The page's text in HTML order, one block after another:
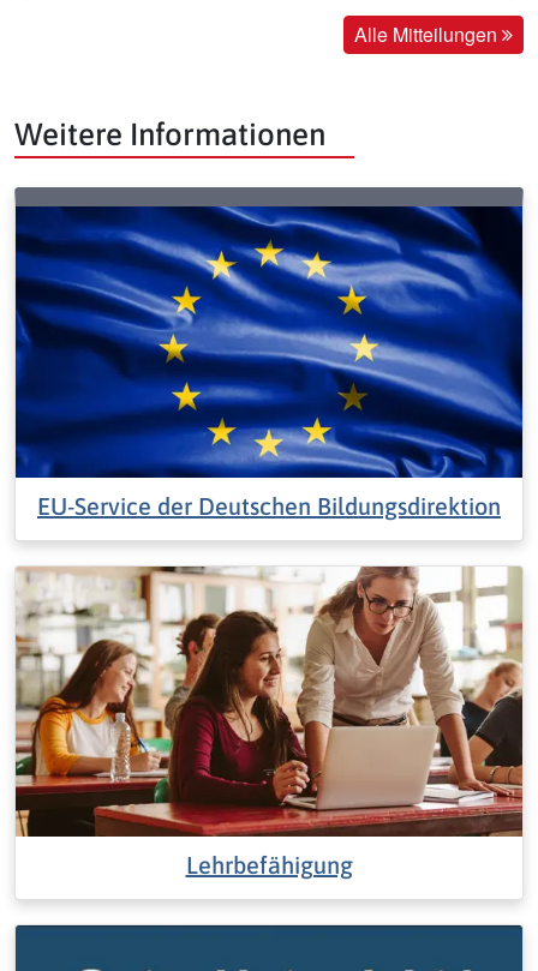
Alle Mitteilungen
Weitere Informationen
EU-Service der Deutschen Bildungsdirektion
Lehrbefähigung